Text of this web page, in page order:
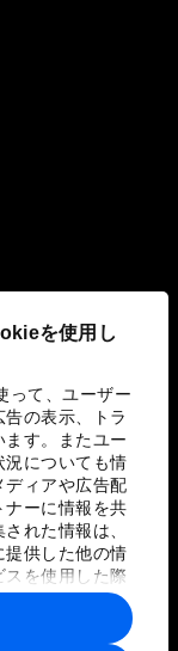
を使用し
って、ユーザー
の表示、トラ
す。またユー
についても情
ィアや広告配
ーに情報を共
れた情報は、
提供した他の情
を使用した際
わされ、各パー
とがありま
規約